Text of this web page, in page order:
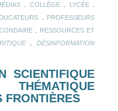
. COLLÈGE. LYCÉE.
.
PROFESSEURS
.
RESSOURCES ET
.DÉSINFORMATION
SCIENTIFIQUE
FRONTIÈRES